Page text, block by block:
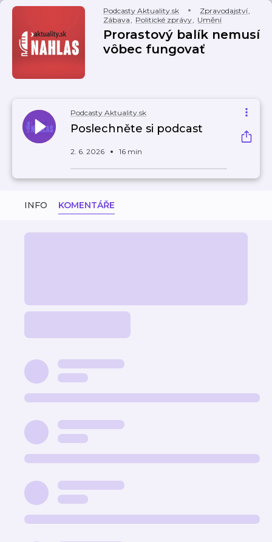
Podcasty Aktuality.sk Zpravodajství,
Zábava, Politické zprávy, Umění
Prorastový balík nemusí
vôbec fungovať
Podcasty Aktuality.sk
Poslechněte si podcast
2. 6. 2026 16 min
INFO KOMENTÁŘE